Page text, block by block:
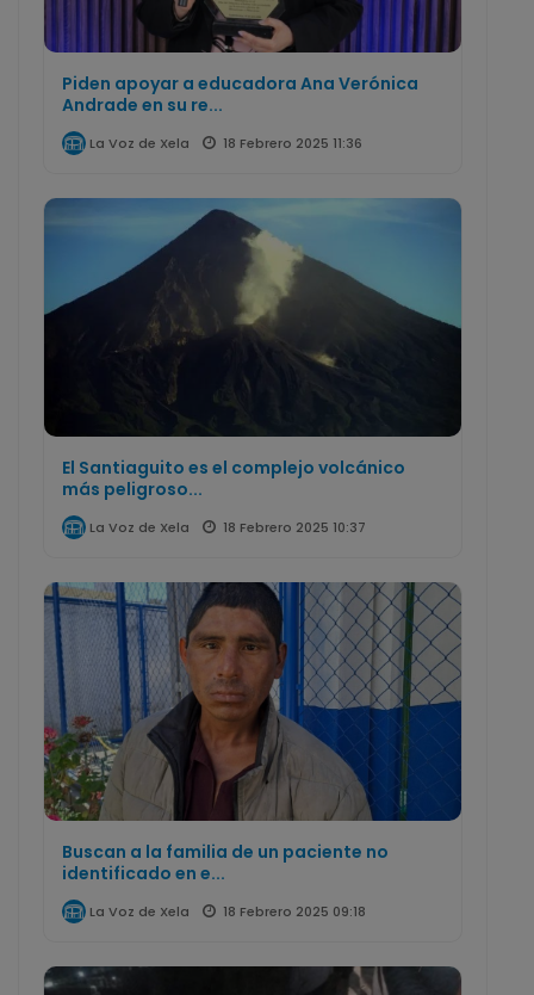
Piden apoyar a educadora Ana Verónica
Andrade en su re...
La Voz de Xela 18 Febrero 2025 11:36
El Santiaguito es el complejo volcánico
más peligroso...
La Voz de Xela 18 Febrero 2025 10:37
Buscan a la familia de un paciente no
identificado en e...
La Voz de Xela 18 Febrero 2025 09:18